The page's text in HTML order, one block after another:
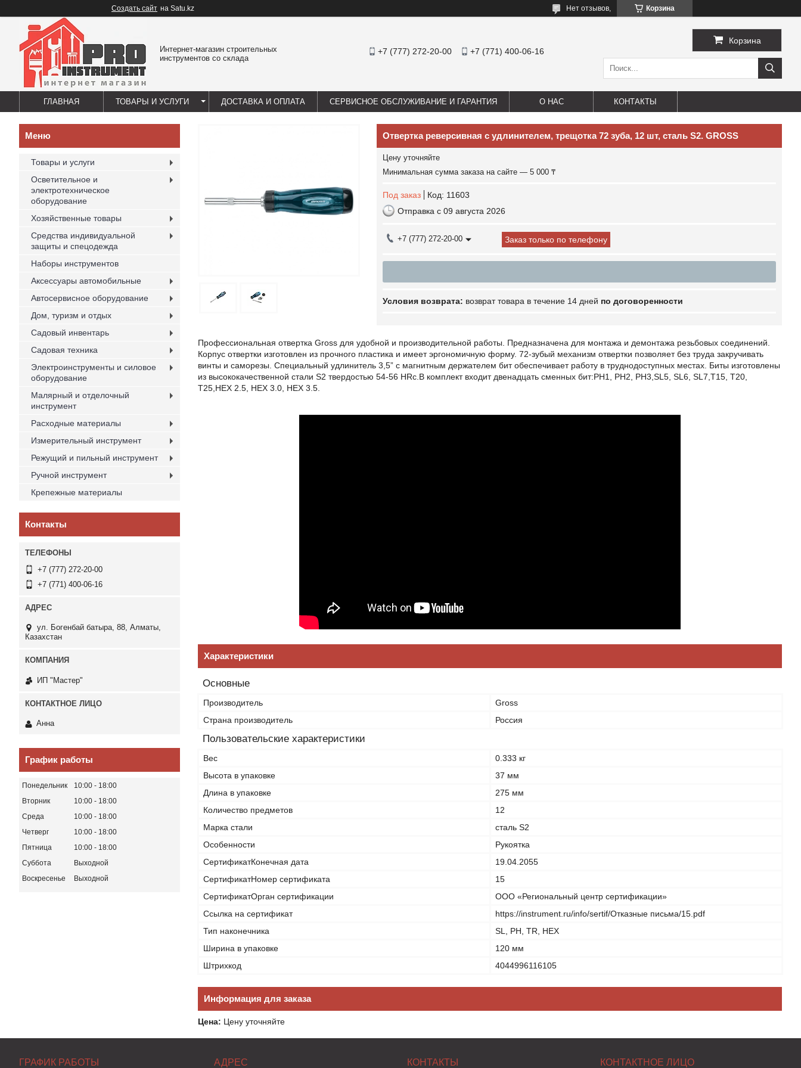
Создать сайт на Satu.kz Корзина
Нет отзывов,
Интернет-магазин строительных
инструментов со склада
+7 (777) 272-20-00 +7 (771) 400-06-16
Корзина
ГЛАВНАЯ ТОВАРЫ И УСЛУГИ ДОСТАВКА И ОПЛАТА СЕРВИСНОЕ ОБСЛУЖИВАНИЕ И ГАРАНТИЯ О НАС КОНТАКТЫ
Отвертка реверсивная с удлинителем, трещотка 72 зуба, 12 шт, сталь S2. GROSS
Цену уточняйте
Минимальная сумма заказа на сайте — 5 000 ₸
Под заказ Код: 11603
Отправка с 09 августа 2026
+7 (777) 272-20-00 Заказ только по телефону
возврат товара в течение 14 дней по договоренности
Профессиональная отвертка Gross для удобной и производительной работы. Предназначена для монтажа и демонтажа резьбовых соединений.
Корпус отвертки изготовлен из прочного пластика и имеет эргономичную форму. 72-зубый механизм отвертки позволяет без труда закручивать
винты и саморезы. Специальный удлинитель 3,5” с магнитным держателем бит обеспечивает работу в труднодоступных местах. Биты изготовлены
из высококачественной стали S2 твердостью 54-56 HRc.В комплект входит двенадцать сменных бит:PH1, PH2, PH3,SL5, SL6, SL7,T15, T20,
T25,HEX 2.5, HEX 3.0, HEX 3.5.
Характеристики
Основные
Производитель
Gross
Страна производитель
Россия
Пользовательские характеристики
Вес
0.333 кг
Высота в упаковке
37 мм
Длина в упаковке
275 мм
Количество предметов
12
Марка стали
сталь S2
Особенности
Рукоятка
СертификатКонечная дата
19.04.2055
СертификатНомер сертификата
15
СертификатОрган сертификации
ООО «Региональный центр сертификации»
Ссылка на сертификат
https://instrument.ru/info/sertif/Отказные письма/15.pdf
Тип наконечника
SL, PH, TR, HEX
Ширина в упаковке
120 мм
Штрихкод
4044996116105
Информация для заказа
Цена: Цену уточняйте
Товары и услуги
Осветительное и
электротехническое
оборудование
Хозяйственные товары
Средства индивидуальной
защиты и спецодежда
Наборы инструментов
Аксессуары автомобильные
Автосервисное оборудование
Дом, туризм и отдых
Садовый инвентарь
Садовая техника
Электроинструменты и силовое
оборудование
Малярный и отделочный
инструмент
Расходные материалы
Измерительный инструмент
Режущий и пильный инструмент
Ручной инструмент
Крепежные материалы
Контакты
+7 (777) 272-20-00
+7 (771) 400-06-16
ул. Богенбай батыра, 88, Алматы,
Казахстан
ИП "Мастер"
Анна
График работы
Понедельник 10:00
18:00
Вторник
10:00
18:00
Среда
10:00
18:00
Четверг
10:00
18:00
Пятница
10:00
18:00
Суббота
Выходной
Воскресенье
Выходной
ГРАФИК РАБОТЫ